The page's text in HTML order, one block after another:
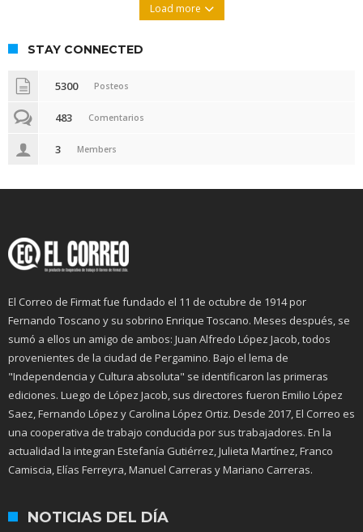
Load more
STAY CONNECTED
5300 Posteos
483 Comentarios
3 Members
El Correo de Firmat fue fundado el 11 de octubre de 1914 por
Fernando Toscano y su sobrino Enrique Toscano. Meses después, se
sumó a ellos un amigo de ambos: Juan Alfredo López Jacob, todos
provenientes de la ciudad de Pergamino. Bajo el lema de
"Independencia y Cultura absoluta" se identificaron las primeras
ediciones. Luego de López Jacob, sus directores fueron Emilio López
Saez, Fernando López y Carolina López Ortiz. Desde 2017, El Correo es
una cooperativa de trabajo conducida por sus trabajadores. En la
actualidad la integran Estefanía Gutiérrez, Julieta Martínez, Franco
Camiscia, Elías Ferreyra, Manuel Carreras y Mariano Carreras.
NOTICIAS DEL DÍA